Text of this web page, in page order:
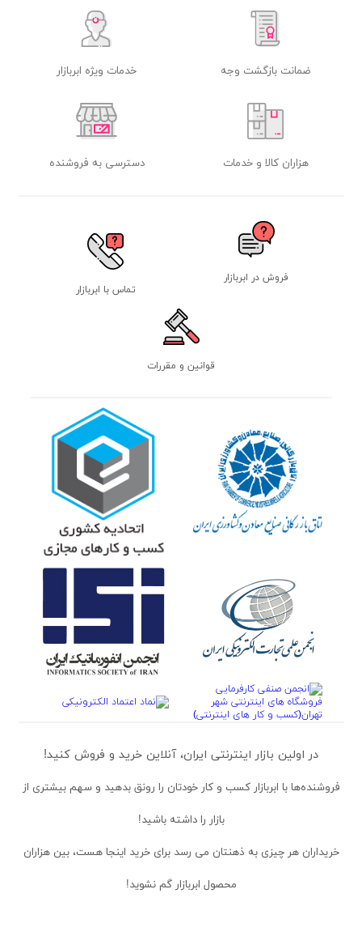
ضمانت بازگشت وجه خدمات ویژه ابربازار
هزاران کالا و خدمات دسترسی به فروشنده
فروش در ابربازار
تماس با ابربازار
قوانین و مقررات
در اولین بازار اینترنتی ایران، آنلاین خرید و فروش کنید!
فروشنده‌ها با ابربازار کسب و کار خودتان را رونق بدهید و سهم بیشتری از
بازار را داشته باشید!
خریداران هر چیزی به ذهنتان می رسد برای خرید اینجا هست، بین هزاران
محصول ابربازار گم نشوید!